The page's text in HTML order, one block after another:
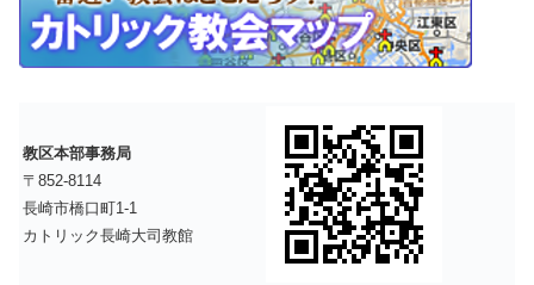
教区本部事務局
〒852-8114
長崎市橋口町1-1
カトリック長崎大司教館